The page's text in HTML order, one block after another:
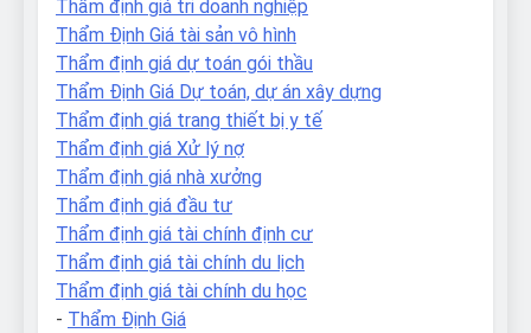
Thẩm định giá tri doanh nghiệp
Thẩm Định Giá tài sản vô hình
Thẩm định giá dự toán gói thầu
Thẩm Định Giá Dự toán, dự án xây dựng
Thẩm định giá trang thiết bị y tế
Thẩm định giá Xử lý nợ
Thẩm định giá nhà xưởng
Thẩm định giá đầu tư
Thẩm định giá tài chính định cư
Thẩm định giá tài chính du lịch
Thẩm định giá tài chính du học
- Thẩm Định Giá